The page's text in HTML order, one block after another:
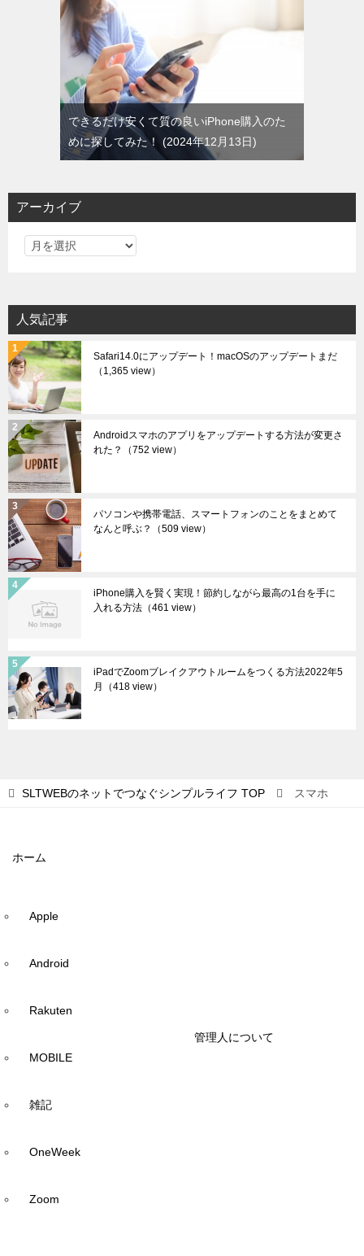
できるだけ安くて質の良いiPhone購入のた
めに探してみた！
2024年12月13日
アーカイブ
ア
イ
ブ
人気記事
Safari14.0にアップデート！macOSのアップデートまだ
（1,365 view）
Androidスマホのアプリをアップデートする方法が変更さ
れた？
（752 view）
パソコンや携帯電話、スマートフォンのことをまとめて
なんと呼ぶ？
（509 view）
iPhone購入を賢く実現！節約しながら最高の1台を手に
入れる方法 （461 view）
iPadでZoomブレイクアウトルームをつくる方法2022年5
月
（418 view）
SLTWEBのネットでつなぐシンプルライフ TOP スマホ
ホーム
Apple
Android
Rakuten
MOBILE
雑記
OneWeek
Zoom
管理人について